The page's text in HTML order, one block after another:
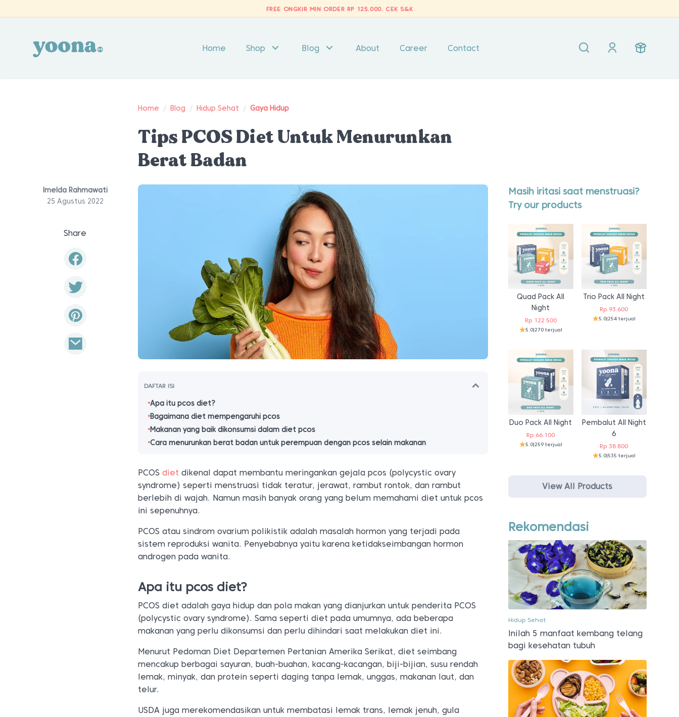
FREE ONGKIR MIN ORDER RP 125.000. CEK S&K
Home Shop Blog About Career Contact
Home / Blog / Hidup Sehat / Gaya Hidup
Tips PCOS Diet Untuk Menurunkan
Berat Badan
Imelda Rahmawati
25 Agustus 2022
Share
DAFTAR ISI
Apa itu pcos diet?
Bagaimana diet mempengaruhi pcos
Makanan yang baik dikonsumsi dalam diet pcos
Cara menurunkan berat badan untuk perempuan dengan pcos selain makanan
PCOSdiet dikenal dapat membantu meringankan gejala pcos (polycystic ovary
syndrome) seperti menstruasi tidak teratur, jerawat, rambut rontok, dan rambut
berlebih di wajah. Namun masih banyak orang yang belum memahami diet untuk pcos
ini sepenuhnya.
PCOS atau sindrom ovarium polikistik adalah masalah hormon yang terjadi pada
sistem reproduksi wanita. Penyebabnya yaitu karena ketidakseimbangan hormon
androgen pada wanita.
Apa itu pcos diet?
PCOS diet adalah gaya hidup dan pola makan yang dianjurkan untuk penderita PCOS
(polycystic ovary syndrome). Sama seperti diet pada umumnya, ada beberapa
makanan yang perlu dikonsumsi dan perlu dihindari saat melakukan diet ini.
Menurut Pedoman Diet Departemen Pertanian Amerika Serikat, diet seimbang
mencakup berbagai sayuran, buah-buahan, kacang-kacangan, biji-bijian, susu rendah
lemak, minyak, dan protein seperti daging tanpa lemak, unggas, makanan laut, dan
telur.
USDA juga merekomendasikan untuk membatasi lemak trans, lemak jenuh, gula
Masih iritasi saat menstruasi?
Try our products
Quad Pack All
Night
Rp122.500
5.0|270 terjual
Trio Pack All Night
Rp 93.600
5.0|254 terjual
Duo Pack All Night
Rp 66.100
5.0|259 terjual
Pembalut All Night
6
Rp 38.800
5.0|535 terjual
View All Products
Rekomendasi
Hidup Sehat
Inilah 5 manfaat kembang telang
bagi kesehatan tubuh